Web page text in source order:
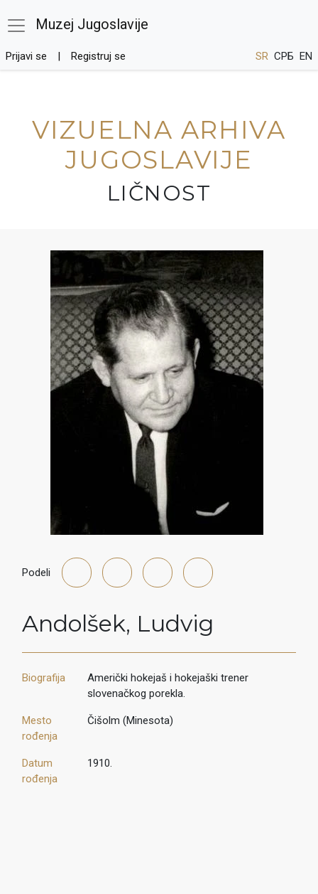
Muzej Jugoslavije
Prijavi se Registruj se SR СРБ EN
VIZUELNA ARHIVA
JUGOSLAVIJE
LIČNOST
Podeli
Andolšek, Ludvig
Biografija
Američki hokejaš i hokejaški trener
slovenačkog porekla.
Mesto
rođenja
Čišolm (Minesota)
Datum
rođenja
1910.